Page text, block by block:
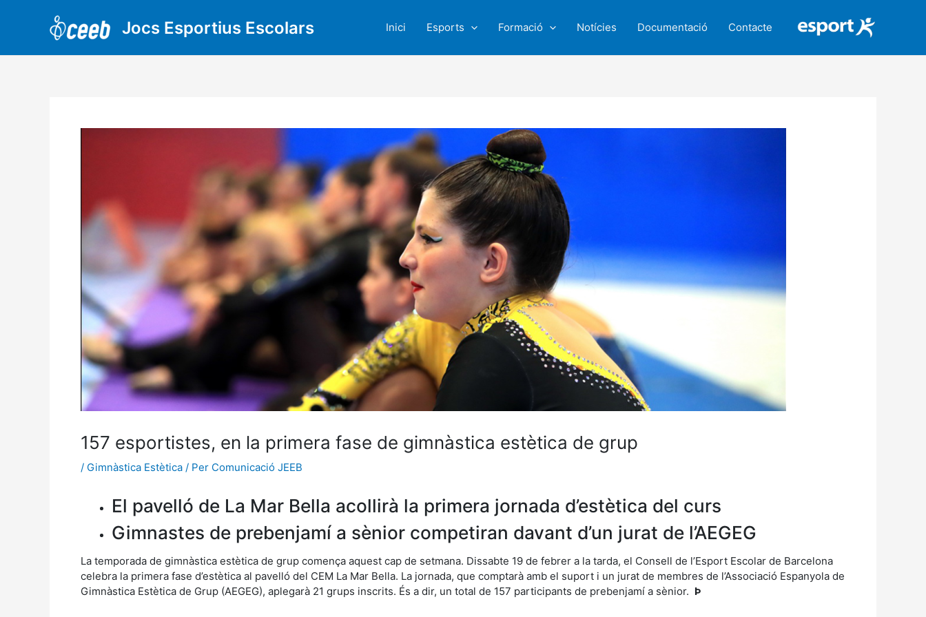
Jocs Esportius Escolars Inici Esports Formació Notícies Documentació Contacte
157 esportistes, en la primera fase de gimnàstica estètica de grup
/ Gimnàstica Estètica / Per Comunicació JEEB
El pavelló de La Mar Bella acollirà la primera jornada d’estètica del curs
Gimnastes de prebenjamí a sènior competiran davant d’un jurat de l’AEGEG
La temporada de gimnàstica estètica de grup comença aquest cap de setmana. Dissabte 19 de febrer a la tarda, el Consell de l’Esport Escolar de Barcelona
celebra la primera fase d’estètica al pavelló del CEM La Mar Bella. La jornada, que comptarà amb el suport i un jurat de membres de l’Associació Espanyola de
Gimnàstica Estètica de Grup (AEGEG), aplegarà 21 grups inscrits. És a dir, un total de 157 participants de prebenjamí a sènior. Þ